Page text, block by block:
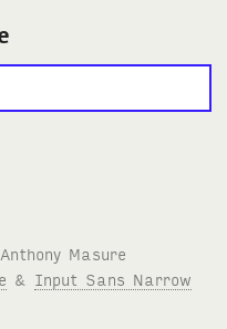
Anthony Masure
& Input Sans Narrow